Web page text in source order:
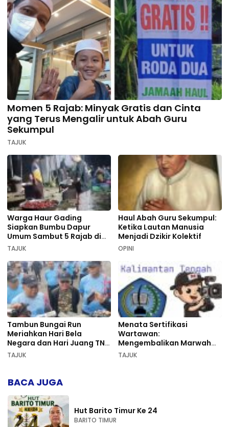
Momen 5 Rajab: Minyak Gratis dan Cinta
yang Terus Mengalir untuk Abah Guru
Sekumpul
TAJUK
Warga Haur Gading
Siapkan Bumbu Dapur
Umum Sambut 5 Rajab di
Sekumpul
TAJUK
Haul Abah Guru Sekumpul:
Ketika Lautan Manusia
Menjadi Dzikir Kolektif
OPINI
Tambun Bungai Run
Meriahkan Hari Bela
Negara dan Hari Juang TNI
AD di Palangka Raya
TAJUK
Menata Sertifikasi
Wartawan:
Mengembalikan Marwah
Pers dan Keadilan
TAJUK
BACA JUGA
Hut Barito Timur Ke 24
BARITO TIMUR